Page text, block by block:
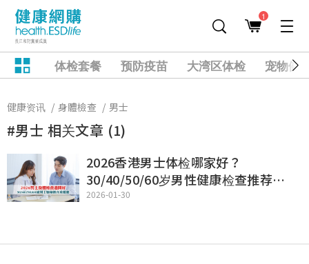
1
体检套餐 预防疫苗 大湾区体检 宠物健
健康资讯 身體檢查 男士
#男士 相关文章 (1)
2026香港男士体检哪家好？
30/40/50/60岁男性健康检查推荐及
优惠
2026-01-30